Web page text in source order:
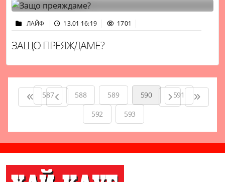
ЛАЙФ 13.01 16:19 1701
ЗАЩО ПРЕЯЖДАМЕ?
587 588 589 590
591
592
593